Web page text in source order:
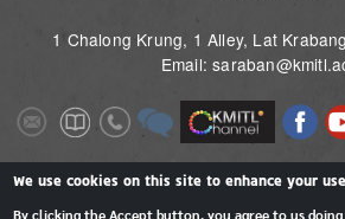
1 Chalong Krung, 1 Alley, Lat
Email:
ImageImageImageImage Image Image
Image Image
We use cookies on this site to enhance your
By clicking the Accept button, you agree to us doing